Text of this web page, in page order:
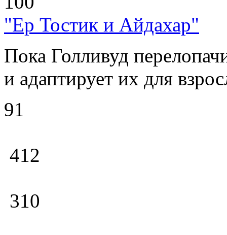
"Ер Тостик и Айдахар"
Пока Голливуд
и адаптирует их для
91
412
310